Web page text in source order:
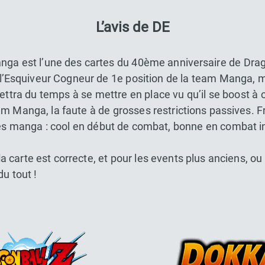
L’avis de DE
est l’une des cartes du 40ème anniversaire de
Cogneur de 1e position de la team Manga,
du temps à se mettre en place vu qu’il se boost à
Manga, la faute à de grosses restrictions passives.
manga : cool en début de combat, bonne en combat
carte est correcte, et pour les events plus anciens, ou
tout !
Dokkan Essentials x Dragon